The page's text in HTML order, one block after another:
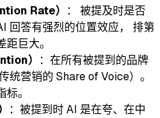
Rate）
： 被提及时是否
回答有强烈的位置效应， 排第
巨大。
）
：在所有被提到的品牌
统营销的 Share of Voice）。
。
：被提到时 AI 是在夸、在中